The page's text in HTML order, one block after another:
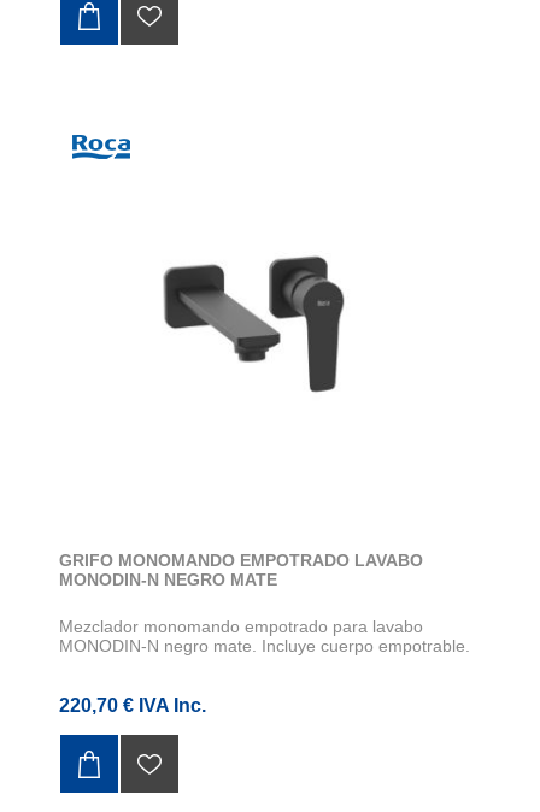
GRIFO MONOMANDO EMPOTRADO LAVABO
MONODIN-N NEGRO MATE
Mezclador monomando empotrado para lavabo
MONODIN-N negro mate. Incluye cuerpo empotrable.
220,70 € IVA Inc.